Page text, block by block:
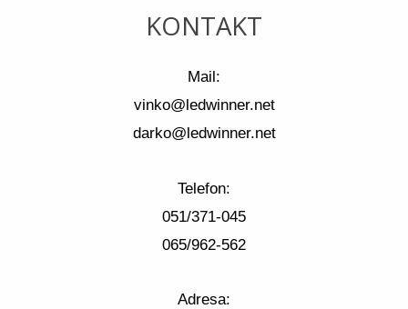
KONTAKT
Mail:
vinko@ledwinner.net
darko@ledwinner.net
Telefon:
051/371-045
065/962-562
Adresa: